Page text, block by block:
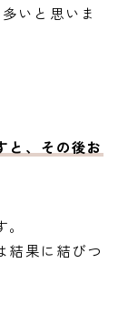
いと思いま
と、その後お
結果に結びつ